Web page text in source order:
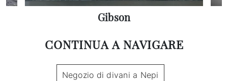
Gibson
CONTINUA A NAVIGARE
Negozio di divani a Nepi